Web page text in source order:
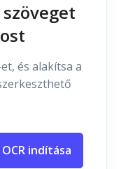
és alakítsa a
indítása